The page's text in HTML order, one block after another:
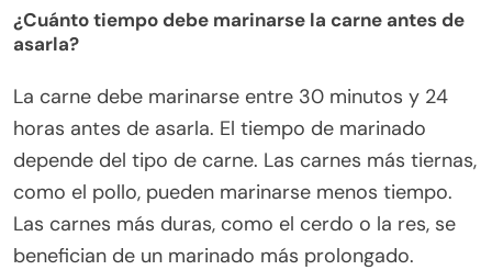
¿Cuánto tiempo debe marinarse la carne antes de
asarla?
La carne debe marinarse entre 30 minutos y 24
horas antes de asarla. El tiempo de marinado
depende del tipo de carne. Las carnes más tiernas,
como el pollo, pueden marinarse menos tiempo.
Las carnes más duras, como el cerdo o la res, se
benefician de un marinado más prolongado.